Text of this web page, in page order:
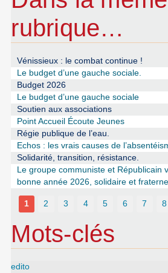
rubrique…
Vénissieux : le combat continue !
Le budget d’une gauche sociale.
Budget 2026
Le budget d’une gauche sociale
Soutien aux associations
Point Accueil Écoute Jeunes
Régie publique de l’eau.
Echos : les vrais causes de
Solidarité, transition, résistance.
Le groupe communiste et Républicain
bonne année 2026, solidaire et
1 2 3 4 5 6 7 8
Mots-clés
edito